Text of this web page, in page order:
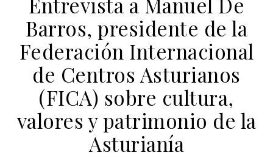
Barros, presidente de la
Federación Internacional
de Centros Asturianos
(FICA) sobre cultura,
valores y patrimonio de la
Asturianía